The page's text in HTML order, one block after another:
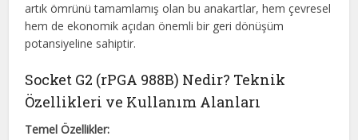
artık ömrünü tamamlamış olan bu anakartlar, hem çevresel
hem de ekonomik açıdan önemli bir geri dönüşüm
potansiyeline sahiptir.
Socket G2 (rPGA 988B) Nedir? Teknik
Özellikleri ve Kullanım Alanları
Temel Özellikler: